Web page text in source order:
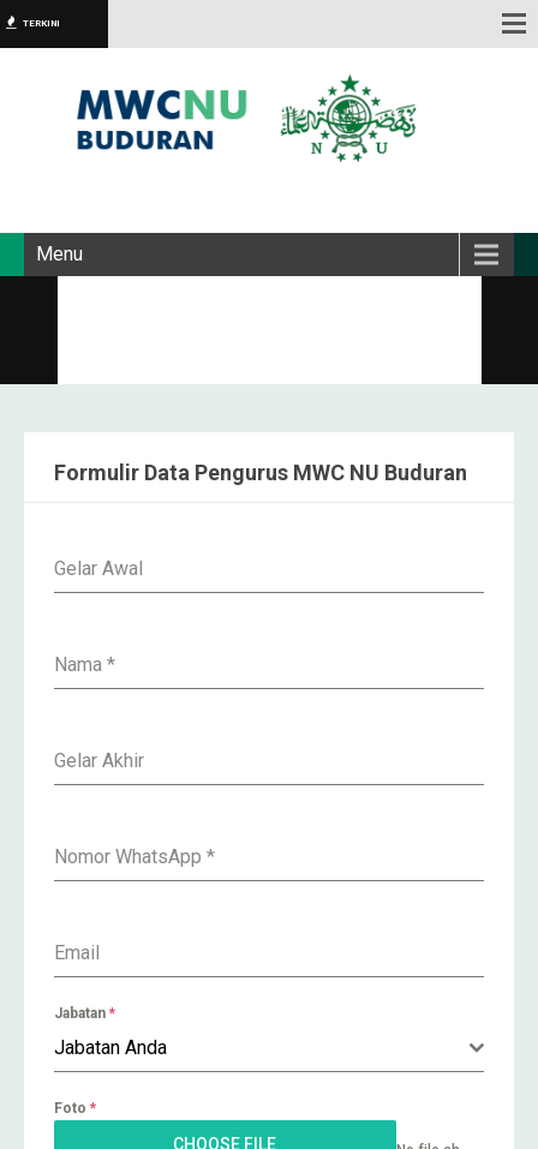
TERKINI
Menu
Formulir Data Pengurus MWC NU Buduran
Gelar Awal
Nama *
Gelar Akhir
Nomor WhatsApp *
Email
Jabatan *
Jabatan Anda
Foto *
CHOOSE FILE